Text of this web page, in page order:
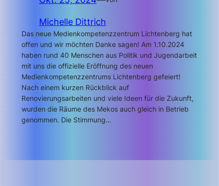
Michelle Dittrich
Das neue Medienkompetenzzentrum Lichtenberg hat
offen und wir möchten Danke sagen! Am 1.10.2024
haben rund 40 Menschen aus Politik und Jugendarbeit
mit uns die offizielle Eröffnung des neuen
Medienkompetenzzentrums Lichtenberg gefeiert!
Nach einem kurzen Rückblick auf
Renovierungsarbeiten und viele Ideen für die Zukunft,
wurden die Räume des Mekos auch gleich in Betrieb
genommen. Die Stimmung…